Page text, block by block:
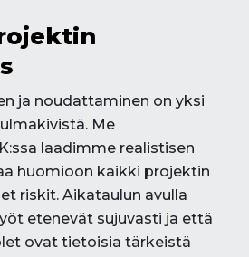
ja noudattaminen on yksi
Me
laadimme realistisen
huomioon kaikki projektin
riskit. Aikataulun avulla
etenevät sujuvasti ja että
ovat tietoisia tärkeistä